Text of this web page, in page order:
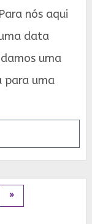
nós aqui
data
uma
para uma
»